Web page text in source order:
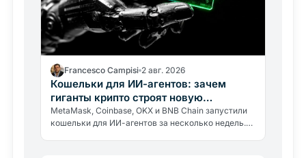
Francesco Campisi 2 авг. 2026
Кошельки для ИИ-агентов: зачем
гиганты крипто строят новую
инфраструктуру
MetaMask, Coinbase, OKX и BNB Chain запустили
кошельки для ИИ-агентов за несколько недель.